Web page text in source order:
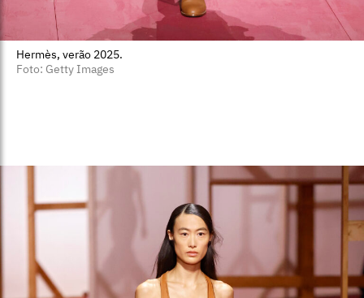
Hermès, verão 2025.
Foto: Getty Images